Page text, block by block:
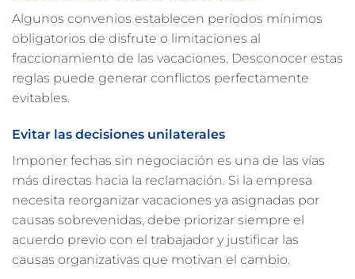
Algunos convenios establecen períodos mínimos
obligatorios de disfrute o limitaciones al
fraccionamiento de las vacaciones. Desconocer estas
reglas puede generar conflictos perfectamente
evitables.
Evitar las decisiones unilaterales
Imponer fechas sin negociación es una de las vías
más directas hacia la reclamación. Si la empresa
necesita reorganizar vacaciones ya asignadas por
causas sobrevenidas, debe priorizar siempre el
acuerdo previo con el trabajador y justificar las
causas organizativas que motivan el cambio.